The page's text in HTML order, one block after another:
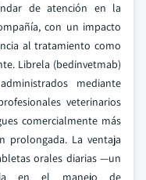
de atención en la
con un impacto
al tratamiento como
Librela (bedinvetmab)
mediante
veterinarios
comercialmente más
prolongada. La ventaja
orales diarias —un
en el manejo de